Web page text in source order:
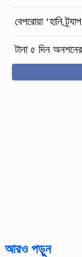
বেপরোয়া ‘হানি
টানা ৫ দিন
আরও পড়ুন